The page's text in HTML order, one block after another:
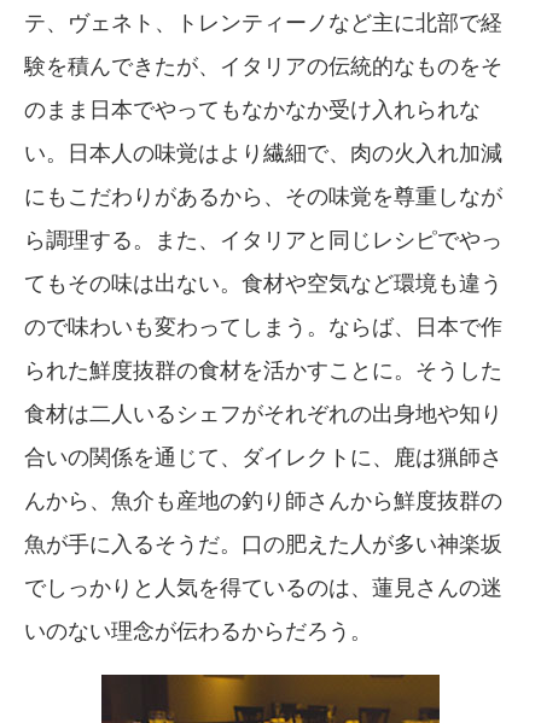
テ、ヴェネト、トレンティーノなど主に北部で経
験を積んできたが、イタリアの伝統的なものをそ
のまま日本でやってもなかなか受け入れられな
い。日本人の味覚はより繊細で、肉の火入れ加減
にもこだわりがあるから、その味覚を尊重しなが
ら調理する。また、イタリアと同じレシピでやっ
てもその味は出ない。食材や空気など環境も違う
ので味わいも変わってしまう。ならば、日本で作
られた鮮度抜群の食材を活かすことに。そうした
食材は二人いるシェフがそれぞれの出身地や知り
合いの関係を通じて、ダイレクトに、鹿は猟師さ
んから、魚介も産地の釣り師さんから鮮度抜群の
魚が手に入るそうだ。口の肥えた人が多い神楽坂
でしっかりと人気を得ているのは、蓮見さんの迷
いのない理念が伝わるからだろう。